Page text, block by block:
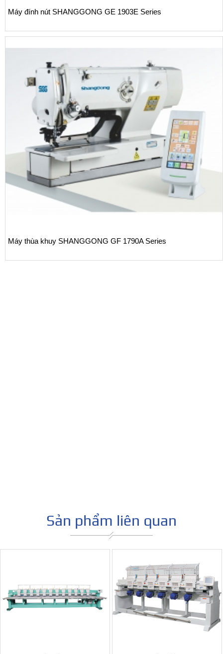
nút SHANGGONG GE 1903E Series
khuy SHANGGONG GF 1790A Series
Sản phẩm liên quan